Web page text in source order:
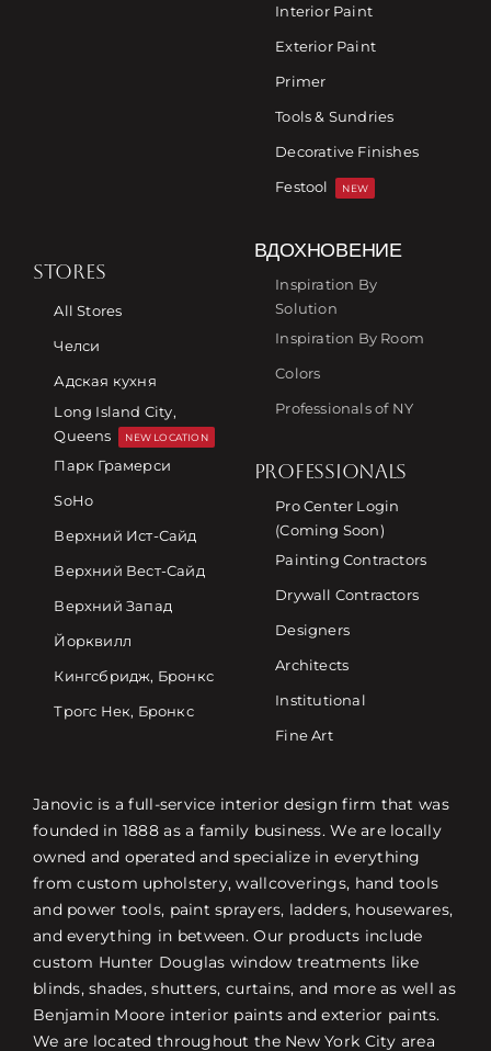
Interior Paint
Exterior Paint
Primer
Tools & Sundries
Decorative Finishes
Festool
NEW
STORES
All Stores
Челси
Адская кухня
Long Island City,
Queens
NEW LOCATION
Парк Грамерси
SoHo
Верхний Ист-Сайд
Верхний Вест-Сайд
Верхний Запад
Йорквилл
Кингсбридж, Бронкс
Трогс Нек, Бронкс
ВДОХНОВЕНИЕ
Inspiration By
Solution
Inspiration By Room
Colors
Professionals of NY
PROFESSIONALS
Pro Center Login
(Coming Soon)
Painting Contractors
Drywall Contractors
Designers
Architects
Institutional
Fine Art
Janovic is a full-service interior design firm that was
founded in 1888 as a family business. We are locally
owned and operated and specialize in everything
from custom upholstery, wallcoverings, hand tools
and power tools, paint sprayers, ladders, housewares,
and everything in between. Our products include
custom Hunter Douglas window treatments like
blinds, shades, shutters, curtains, and more as well as
Benjamin Moore interior paints and exterior paints.
We are located throughout the New York City area